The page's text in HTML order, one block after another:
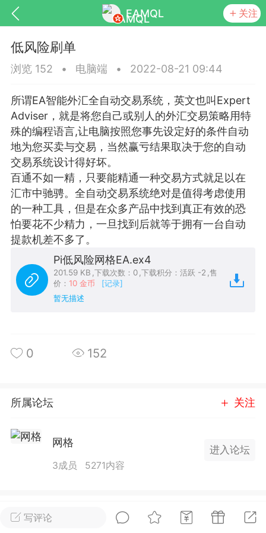
EAMQL 关注
匿名树洞 发起挑战 幸运转盘
Lv.9 神隐会员 靓号
EA+
电脑端 趋势
狼行黄金一次一单1.1你们期待的一
EA它来了，主打高胜率没浮亏！
了，主打高胜率没浮亏！复利模式下 历
2026.03.17 数据表现...
59
神隐会员 靓号
EA+
EA 增加货币版EA
写评论
低风险刷单
浏览 152 • 电脑端 • 2022-08-21 09:44
所谓EA智能外汇全自动交易系统，英文也叫Expert
Adviser，就是将您自己或别人的外汇交易策略用特
殊的编程语言,让电脑按照您事先设定好的条件自动
地为您买卖与交易，当然赢亏结果取决于您的自动
交易系统设计得好坏。
百通不如一精，只要能精通一种交易方式就足以在
汇市中驰骋。全自动交易系统绝对是值得考虑使用
的一种工具，但是在众多产品中找到真正有效的恐
怕要花不少精力，一旦找到后就等于拥有一台自动
提款机差不多了。
Pi低风险网格EA.ex4
201.59 KB ,下载次数：0 ,下载积分：活跃 -2 ,售
价： 10 金币
[记录]
暂无描述
0 152
所属论坛 关注
网格
3成员 5271内容
进入论坛
正序